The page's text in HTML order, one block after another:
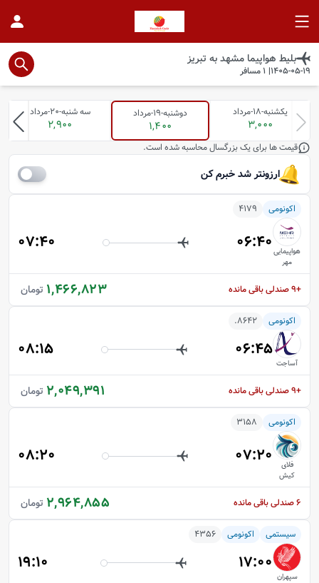
بلیط هواپیما مشهدبه تبريز
1405-05-19
|
1مسافر
یکشنبه-18-مرداد
3,000
دوشنبه-19-مرداد
1,400
سه شنبه-20-مرداد
2,900
قیمت ها برای یک بزرگسال محاسبه شده است.
ارزونتر شد خبرم کن
اکونومی 4179
هواپیمایی
مهر
06:40
07:40
1,466,823 تومان +9 صندلی باقی مانده
اکونومی 8642.
آساجت
06:45
08:15
2,049,391 تومان +9 صندلی باقی مانده
اکونومی 3158
فلای
کیش
07:20
08:20
2,964,855 تومان 6صندلی باقی مانده
سیستمی اکونومی 4356
سپهران
17:00
19:10